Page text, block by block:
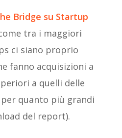
Bridge su Startup
tra i maggiori
ci siano proprio
fanno acquisizioni a
a quelli delle
quanto più grandi
del report).